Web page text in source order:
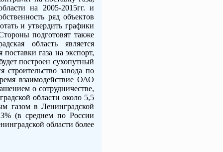
на 2005-2015гг. и
ряд объектов
и утвердить графики
подготовят также
область является
газа на экспорт,
построен сухопутный
строительство завода по
взаимодействие ОАО
о сотрудничестве,
области около 5,5
газом в Ленинградской
(в среднем по России
области более